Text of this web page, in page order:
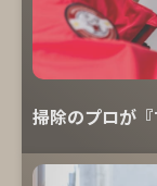
掃除のプロが